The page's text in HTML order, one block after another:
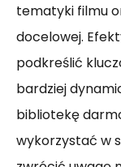
tematyki filmu
docelowej.
podkreślić
bardziej
bibliotekę
wykorzystać w